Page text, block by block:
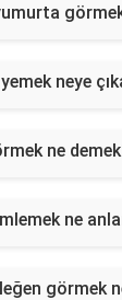
neye
ne
ne
görmek